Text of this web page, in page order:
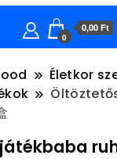
0
0,00 Ft
Életkor